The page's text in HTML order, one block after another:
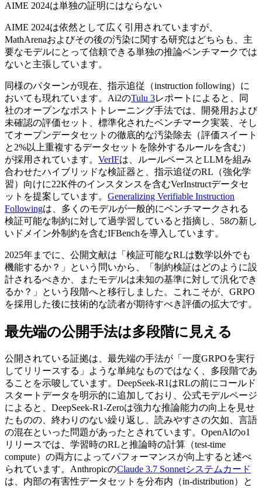
AIME 2024は単独の証明にはならない
AIME 2024は依然として広く引用されていますが、
MathArenaおよびその後の汚染に関する研究はどちらも、主
要なモデルにとって信頼できる単独の推論ベンチマークでは
ないと主張しています。
同様のパターンが現在、指示追従（instruction following）に
おいても現れています。Ai2のTulu 3レポートによると、同
社のオープンなポストトレーニング手法では、開発用および
未確認の評価セット、標準化されたベンチマーク実装、そし
てオープンデータセットの徹底的な汚染除去（評価スイート
と2%以上重複するデータセットを除外するルールを含む）
が採用されています。 VerIFは、ルールベースとLLMを組み
合わせたハイブリッドな検証器と、指示追従のRL（強化学
習）向けに22K件のインスタンスを含むVerInstructデータセ
ットを提案しています。 Generalizing Verifiable Instruction
Followingは、多くのモデルが一般的にベンチマークされる
検証可能な制約に対して過学習していると指摘し、58の新し
いドメイン外制約を含むIFBenchを導入しています。
2025年までに、公開文献は「検証可能なRLは数学以外でも
機能するか？」という問いから、「制約検証はどのように設
計されるべきか、またモデルは未知の基準に対して汎化でき
るか？」という段階へと移行しました。これこそが、GRPO
を採用した後に技術的な読者が期待すべき評価の拡大です。
最先端の公開手法は多段階に見える
公開されている証拠は、最先端の手法が「一度GRPOを実行
してリリースする」ような単純なものではなく、多段階であ
ることを示唆しています。DeepSeek-R1はRLの前にコールド
スタートデータを明示的に追加しており、公式モデルページ
によると、DeepSeek-R1-Zeroは強力な推論能力の向上を見せ
たものの、終わりのない繰り返し、読みやすさの欠如、言語
の混在といった問題があったとされています。OpenAIのo1
リリースでは、学習時のRLと推論時の計算（test-time
compute）の両方によってパフォーマンスが向上すると述べ
られています。AnthropicのClaude 3.7 Sonnetシステムカード
は、内部の有害性データセットを分布内（in-distribution）と